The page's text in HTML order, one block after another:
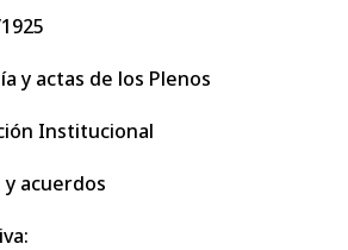
y actas de los Plenos
Institucional
y acuerdos